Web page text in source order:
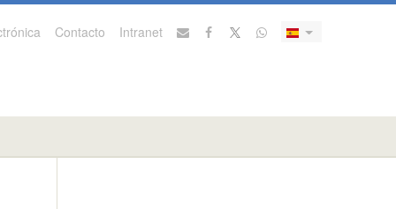
Contacto Intranet